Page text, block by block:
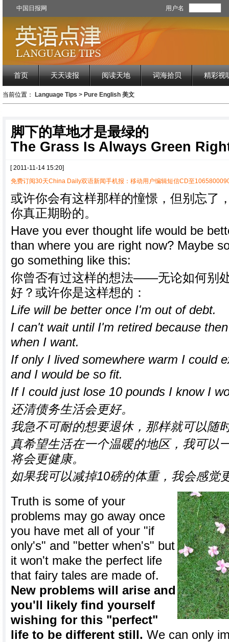
中国日报网 用户名
首页 天天读报 阅读天地 词海拾贝 精彩视
当前位置： Language Tips > Pure English 美文
脚下的草地才是最绿的
The Grass Is Always Green
[ 2011-11-14 15:20]
免费订阅30天China Daily双语新闻手机报：移动用户编辑短信CD至
或许你会有这样那样的憧憬，但别忘了
你真正期盼的。
Have you ever thought life would be
than where you are right now? Maybe
go something like this:
你曾否有过这样的想法——无论如何别
好？或许你是这样想的：
Life will be better once I'm out of debt.
I can't wait until I'm retired because
when I want.
If only I lived somewhere warm I could
and I would be so fit.
If I could just lose 10 pounds I know I
还清债务生活会更好。
我急不可耐的想要退休，那样就可以随
真希望生活在一个温暖的地区，我可以
将会更健康。
如果我可以减掉10磅的体重，我会感觉
Truth is some of your
problems may go away once
you have met all of your "if
only's" and "better when's" but
it won't make the perfect life
that fairy tales are made of.
New problems will arise and
you'll likely find yourself
wishing for this "perfect"
life to be different still. We can only